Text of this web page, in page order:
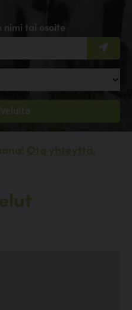
nimi tai osoite
Ota yhteyttä.